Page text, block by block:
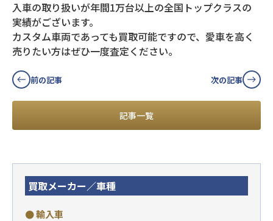
入車の取り扱いが年間1万台以上の全国トップクラスの
実績がございます。
カスタム車両であっても買取可能ですので、愛車を高く
売りたい方はぜひ一度査定ください。
前の記事
記事一覧
次の記事
買取メーカー／車種
● 輸入車